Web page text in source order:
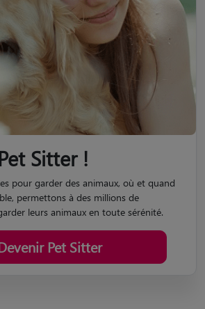
Sitter !
pour garder des animaux, où et quand
permettons à des millions de
leurs animaux en toute sérénité.
Pet Sitter